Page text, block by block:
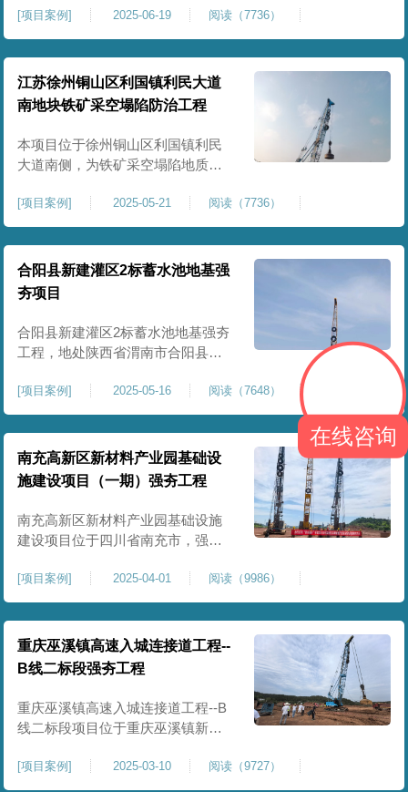
积约 20000 平方米，采用满场强夯
加固方式改善场地工程地质条件，
有效提高地基承载力、控制不均匀
沉降，满足变电站各类构支架、电
气设备及配套设施建设标准。本项
目是嵩县重要电力基础设施，投运
后优化区域电网布局，增强当
[项目案例] 2025-06-19 阅读（7736）
江苏徐州铜山区利国镇利民大道
南地块铁矿采空塌陷防治工程
本项目位于徐州铜山区利国镇利民
大道南侧，为铁矿采空塌陷地质灾
35000㎡。针对区域铁矿开采遗留的
地层松散、裂隙发育、塌陷沉降等
隐患，采用强夯工艺加固场地地
基，消除采空地质风险，提升场地
整体稳定性与承载力，彻底改善地
块建设条件，实现矿区地质灾害治
理与土地安全利用。
[项目案例] 2025-05-21 阅读（7736）
合阳县新建灌区2标蓄水池地基强
夯项目
合阳县新建灌区2标蓄水池地基强夯
工程，地处陕西省渭南市合阳县，
的关键前置工程，主要服务于片区
农业灌溉蓄水配套建设，为后续蓄
水池主体施工筑牢地基基础，保障
灌区水利设施长期稳定运行。本工
程核心施工内容为蓄水池场地地基
强夯加固处理，总强夯施工面积
25000㎡，施工完成后场地上部将新
[项目案例] 2025-05-16 阅读（7648）
南充高新区新材料产业园基础设
施建设项目（一期）强夯工程
南充高新区新材料产业园基础设施
建设项目位于四川省南充市，强夯
软弱土、回填土等复杂地质，采用
强夯地基加固，深层加固地基、提
升承载力、严控工后沉降，为厂
房、道路及配套设施筑牢基础。本
项目施工作业面积大，我司将整个
场地施工区域合理划分为若干个区
段，分区分段施工，投入强夯设备3
[项目案例] 2025-04-01 阅读（9986）
重庆巫溪镇高速入城连接道工程--
B线二标段强夯工程
重庆巫溪镇高速入城连接道工程--B
线二标段项目位于重庆巫溪镇新建
形成，回填完成，强夯施工一次，
极大考验我司与土方单位交叉施工
[项目案例] 2025-03-10 阅读（9727）
在线咨询